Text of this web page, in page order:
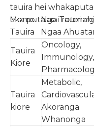
tauira hei
tika putaiao i roto i
Momo
Tauira
Nga Taumahi
Ngaa
Tauira
Kiore
Oncology,
Immunology,
Tauira
kiore
Metabolic,
Akoranga
Whanonga